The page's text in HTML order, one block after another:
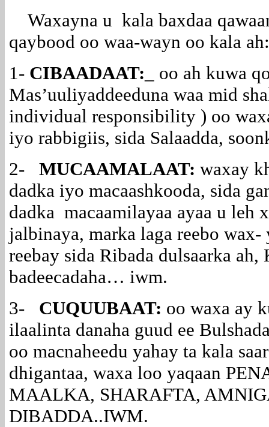
Waxayna u kala baxdaa
qaybood oo waa-wayn oo kala ah:
1- CIBAADAAT: _ oo ah kuwa
Mas’uuliyaddeeduna waa mid
individual responsibility ) oo
iyo rabbigiis, sida Salaadda,
2- MUCAAMALAAT: waxay
dadka iyo macaashkooda, sida
dadka macaamilayaa ayaa u leh
jalbinaya, marka laga reebo
reebay sida Ribada dulsaarka ah,
badeecadaha… iwm.
3- CUQUUBAAT: oo waxa ay
ilaalinta danaha guud ee
oo macnaheedu yahay ta kala
dhigantaa, waxa loo yaqaan
MAALKA, SHARAFTA,
DIBADDA..IWM.